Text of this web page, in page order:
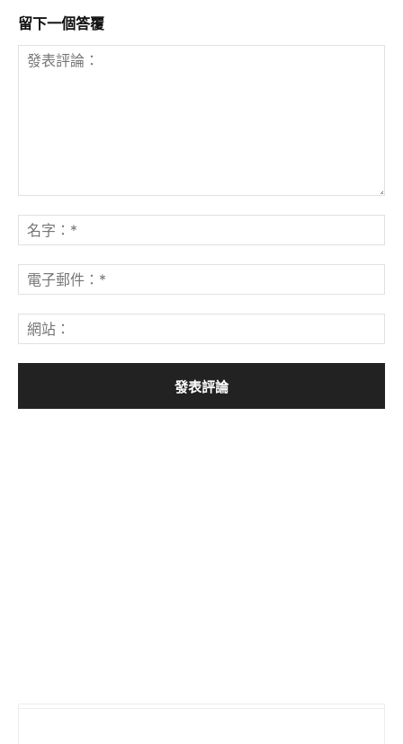
留下一個答覆